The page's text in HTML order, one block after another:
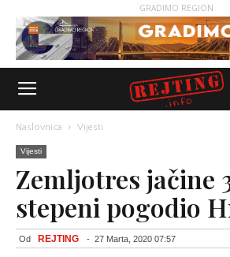
GRADIMO REGION
Naslovnica Vijesti
Vijesti
Zemljotres jačine
stepeni pogodio
Od REJTING - 27 Marta, 2020 07:57